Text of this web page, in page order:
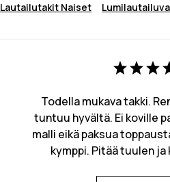
Lautailutakit Naiset
Todella mukava takki.
tuntuu hyvältä. Ei koville
malli eikä paksua
kymppi. Pitää tuulen